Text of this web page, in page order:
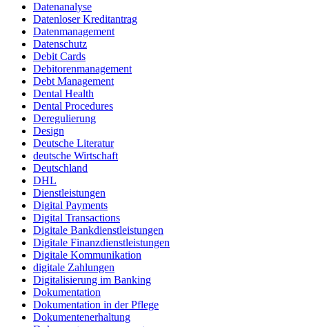
Datenanalyse
Datenloser Kreditantrag
Datenmanagement
Datenschutz
Debit Cards
Debitorenmanagement
Debt Management
Dental Health
Dental Procedures
Deregulierung
Design
Deutsche Literatur
deutsche Wirtschaft
Deutschland
DHL
Dienstleistungen
Digital Payments
Digital Transactions
Digitale Bankdienstleistungen
Digitale Finanzdienstleistungen
Digitale Kommunikation
digitale Zahlungen
Digitalisierung im Banking
Dokumentation
Dokumentation in der Pflege
Dokumentenerhaltung